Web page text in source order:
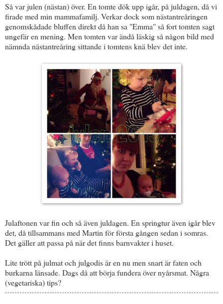
Så var julen (nästan) över. En tomte dök upp igår, på juldagen, då vi
firade med min mammafamilj. Verkar dock som nästantreåringen
genomskådade bluffen direkt då han sa "Emma" så fort tomten sagt
ungefär en mening. Men tomten var ändå läskig så någon bild med
nämnda nästantreåring sittande i tomtens knä blev det inte.
Julaftonen var fin och så även juldagen. En springtur även igår blev
det, då tillsammans med Martin för första gången sedan i somras.
Det gäller att passa på när det finns barnvakter i huset.
Lite trött på julmat och julgodis är en nu men snart är faten och
burkarna länsade. Dags då att börja fundera över nyårsmat. Några
(vegetariska) tips?